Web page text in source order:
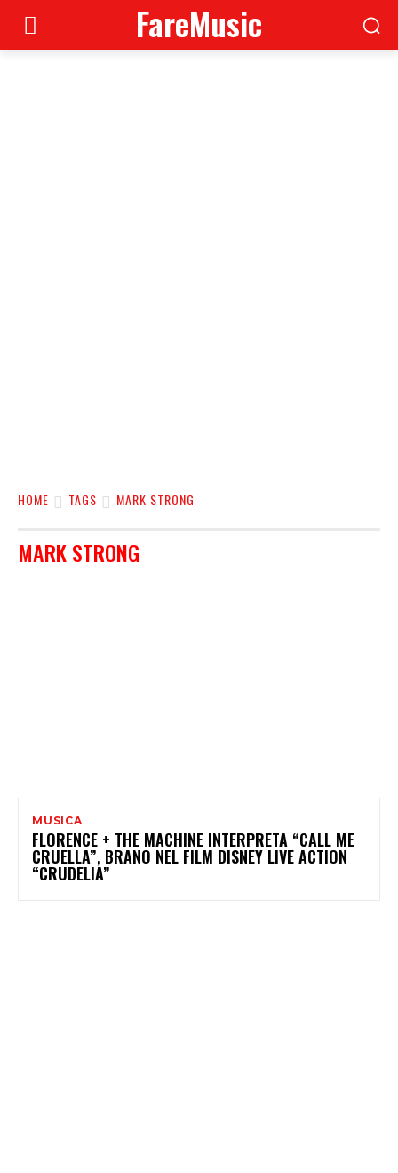
FareMusic
HOME TAGS MARK STRONG
MARK STRONG
MUSICA
FLORENCE + THE MACHINE INTERPRETA “CALL ME
CRUELLA”, BRANO NEL FILM DISNEY LIVE ACTION
“CRUDELIA”